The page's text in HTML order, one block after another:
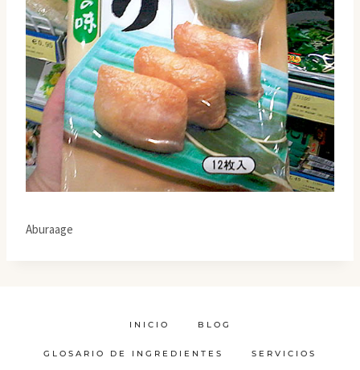
Aburaage
INICIO BLOG
GLOSARIO DE INGREDIENTES SERVICIOS